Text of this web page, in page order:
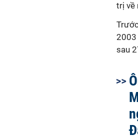
trị về
2003
sau